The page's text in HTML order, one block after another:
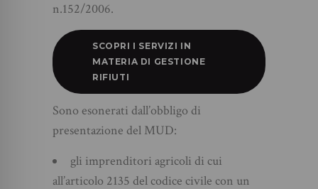
n.152/2006.
SCOPRI I SERVIZI IN
MATERIA DI GESTIONE
RIFIUTI
Sono esonerati dall’obbligo di
presentazione del MUD:
gli imprenditori agricoli di cui
all’articolo 2135 del codice civile con un